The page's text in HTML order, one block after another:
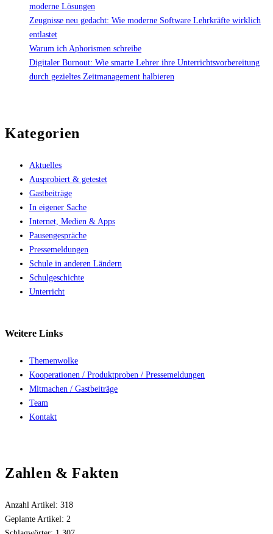
moderne Lösungen
Zeugnisse neu gedacht: Wie moderne Software Lehrkräfte wirklich
entlastet
Warum ich Aphorismen schreibe
Digitaler Burnout: Wie smarte Lehrer ihre Unterrichtsvorbereitung
durch gezieltes Zeitmanagement halbieren
Kategorien
Aktuelles
Ausprobiert & getestet
Gastbeiträge
In eigener Sache
Internet, Medien & Apps
Pausengespräche
Pressemeldungen
Schule in anderen Ländern
Schulgeschichte
Unterricht
Weitere Links
Themenwolke
Kooperationen / Produktproben / Pressemeldungen
Mitmachen / Gastbeiträge
Team
Kontakt
Zahlen & Fakten
Anzahl Artikel: 318
Geplante Artikel: 2